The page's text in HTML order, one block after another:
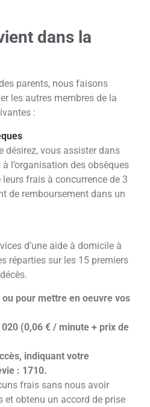
dans la
parents, nous faisons
les autres membres de la
:
désirez, vous assister dans
l’organisation des obsèques
leurs frais à concurrence de 3
de remboursement dans un
d’une aide à domicile à
réparties sur les 15 premiers
pour mettre en oeuvre vos
(0,06 € / minute + prix de
indiquant votre
: 1710.
frais sans nous avoir
et obtenu un accord de prise